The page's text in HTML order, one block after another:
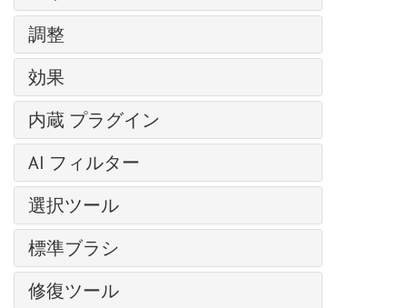
人物の水彩画
スーパーヒーローの水彩画ポスター
コミック風の絵
輝くイラスト
クローンスタンプ
写真から人物を抽出する
クロマキー
SmartMask プラグイン
粒子＆流線
写真をパステル画に変換
芸術的効果
インストール方法: Mac
インストール方法: Linux
プログラムの登録
ワークスペース
操作方法
新規イメージの作成
AKVIS形式
カラースペース
画像のサイズ変更
グラフィック タブレットでの作業
バッチ処理
ナビゲーター
ツールバー
レイヤー
レイヤー効果
レイヤー マスク
クリッピング マスク
ブレンド モード
明るさによるブレンド
チャンネル
選択範囲
履歴
調整
レベル
カーブ
明るさ/コントラスト
露出度
部分的な彩度
色相/彩度
フォトフィルター
色バランス
特定色域の選択
効果
芸術的効果
— コミック
— ハーフトーン パターン
— リノカット効果
— ペン & インク
— 鉛筆画
— 写真複写
— ステンシル
内蔵 プラグイン
AirBrush
Enhancer
HDRFactory
LightShop
MakeUp
NatureArt
AI フィルター
イメージを拡大
JPEG アーティファクト除去
モーション デブラー
ノイズ除去
選択ツール
基本選択ツール
自動選択ツール
クイック選択ツール
標準ブラシ
カラーブラシ
修復ツール